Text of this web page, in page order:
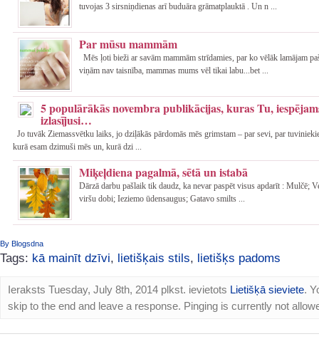
tuvojas 3 sirsniņdienas arī buduāra grāmatplauktā . Un n ...
Par mūsu mammām
Mēs ļoti bieži ar savām mammām strīdamies, par ko vēlāk lamājam
viņām nav taisnība, mammas mums vēl tikai labu...bet ...
5 populārākās novembra publikācijas, kuras Tu,
izlasījusi…
Jo tuvāk Ziemassvētku laiks, jo dziļākās pārdomās mēs grimstam – par sevi, par
kurā esam dzimuši mēs un, kurā dzi ...
Miķeļdiena pagalmā, sētā un istabā
Dārzā darbu pašlaik tik daudz, ka nevar paspēt visus apdarīt : Mulčē;
viršu dobi; Ieziemo ūdensaugus; Gatavo smilts ...
By Blogsdna
Tags: kā mainīt dzīvi, lietišķais stils, lietišķs padoms
Ieraksts Tuesday, July 8th, 2014 plkst. ievietots Lietišķā sieviete.
skip to the end and leave a response. Pinging is currently not